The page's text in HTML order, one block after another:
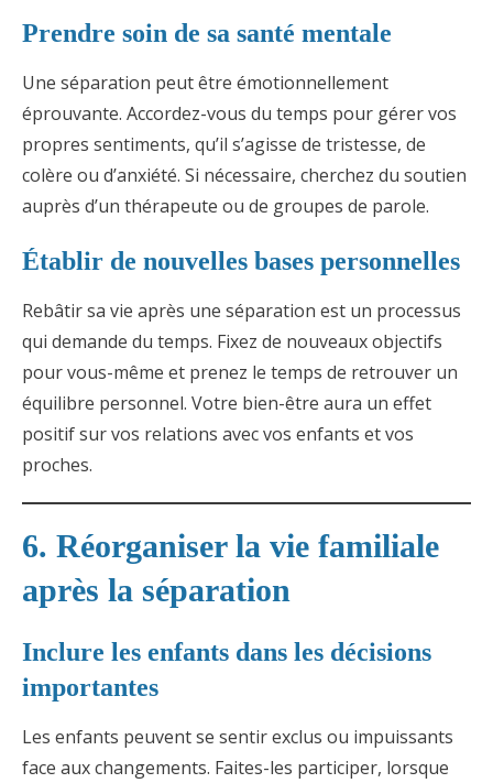
Prendre soin de sa santé mentale
Une séparation peut être émotionnellement
éprouvante. Accordez-vous du temps pour gérer vos
propres sentiments, qu’il s’agisse de tristesse, de
colère ou d’anxiété. Si nécessaire, cherchez du soutien
auprès d’un thérapeute ou de groupes de parole.
Établir de nouvelles bases personnelles
Rebâtir sa vie après une séparation est un processus
qui demande du temps. Fixez de nouveaux objectifs
pour vous-même et prenez le temps de retrouver un
équilibre personnel. Votre bien-être aura un effet
positif sur vos relations avec vos enfants et vos
proches.
6. Réorganiser la vie familiale
après la séparation
Inclure les enfants dans les décisions
importantes
Les enfants peuvent se sentir exclus ou impuissants
face aux changements. Faites-les participer, lorsque